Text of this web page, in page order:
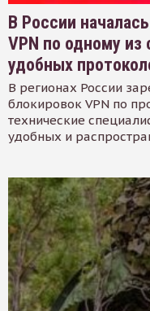
В России
VPN по одному
удобных
В регионах России
блокировок VPN по
технические
удобных и